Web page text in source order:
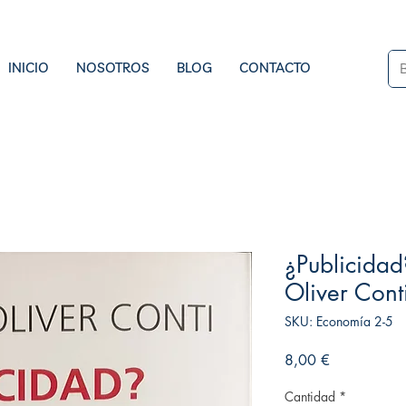
INICIO NOSOTROS BLOG CONTACTO
Oliver
SKU: Economía 2-5
8,00 €
Cantidad *